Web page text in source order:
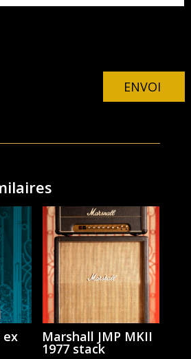
ENVOI
ex Marshall JMP MKII
1977 stack